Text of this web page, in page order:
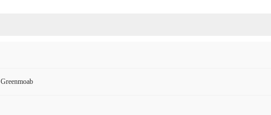
Greenmoab